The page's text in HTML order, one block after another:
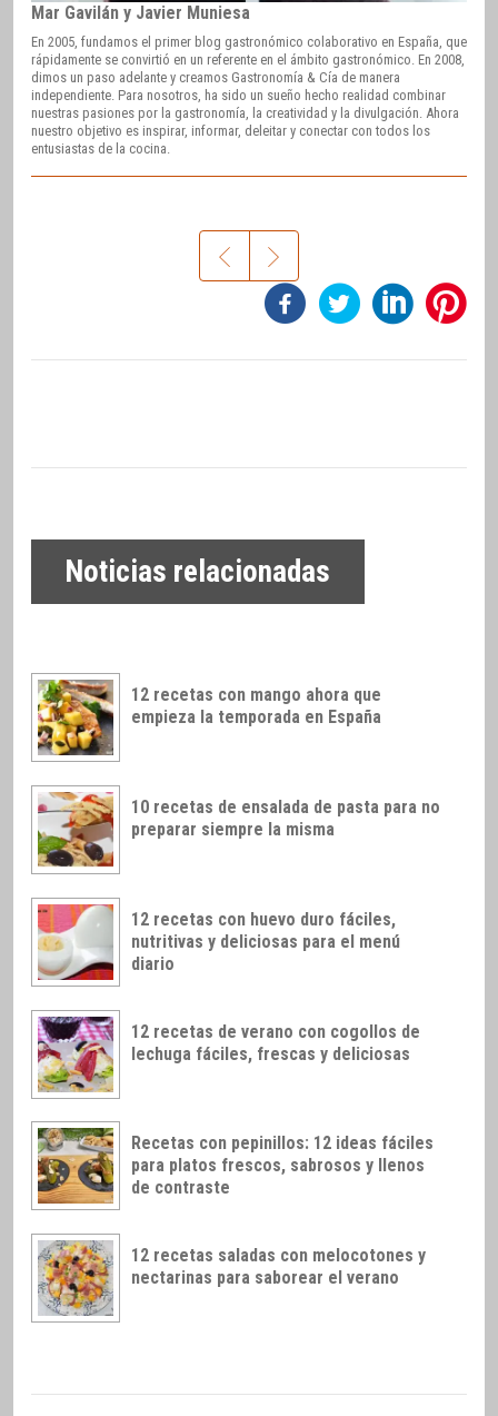
Mar Gavilán y Javier Muniesa
En 2005, fundamos el primer blog gastronómico colaborativo en España, que
rápidamente se convirtió en un referente en el ámbito gastronómico. En 2008,
dimos un paso adelante y creamos Gastronomía & Cía de manera
independiente. Para nosotros, ha sido un sueño hecho realidad combinar
nuestras pasiones por la gastronomía, la creatividad y la divulgación. Ahora
nuestro objetivo es inspirar, informar, deleitar y conectar con todos los
entusiastas de la cocina.
Noticias relacionadas
12 recetas con mango ahora que
empieza la temporada en España
10 recetas de ensalada de pasta para no
preparar siempre la misma
12 recetas con huevo duro fáciles,
nutritivas y deliciosas para el menú
diario
12 recetas de verano con cogollos de
lechuga fáciles, frescas y deliciosas
Recetas con pepinillos: 12 ideas fáciles
para platos frescos, sabrosos y llenos
de contraste
12 recetas saladas con melocotones y
nectarinas para saborear el verano